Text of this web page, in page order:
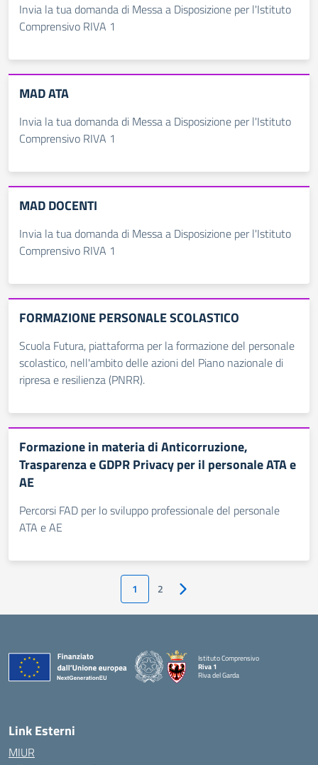
Invia la tua domanda di Messa a Disposizione per l'Istituto
Comprensivo RIVA 1
MAD ATA
Invia la tua domanda di Messa a Disposizione per l'Istituto
Comprensivo RIVA 1
MAD DOCENTI
Invia la tua domanda di Messa a Disposizione per l'Istituto
Comprensivo RIVA 1
FORMAZIONE PERSONALE SCOLASTICO
Scuola Futura, piattaforma per la formazione del personale
scolastico, nell'ambito delle azioni del Piano nazionale di
ripresa e resilienza (PNRR).
Formazione in materia di Anticorruzione,
Trasparenza e GDPR Privacy per il personale ATA e
AE
Percorsi FAD per lo sviluppo professionale del personale
ATA e AE
1 2 Pagina successiva
Istituto Comprensivo
Riva 1
Riva del Garda
Link Esterni
MIUR